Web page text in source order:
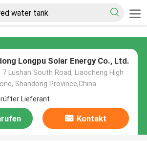
Longpu Solar Energy Co., Ltd.
7 Lushan South Road, Liaocheng High
Shandong Province,China
Lieferant
Kontakt